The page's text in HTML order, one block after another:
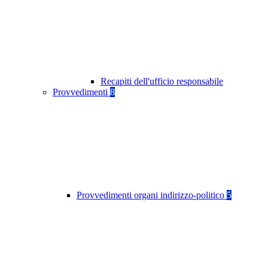
Recapiti dell'ufficio responsabile
Provvedimenti 8
Provvedimenti organi indirizzo-politico 5